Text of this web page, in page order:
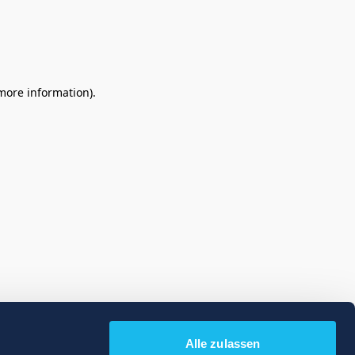
Alle zulassen
information).